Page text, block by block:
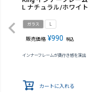
L ナチュラル/ホワイト
ガラス
販売価格 ¥990 税込
インナーフレームが奥行き感を演出
カートに入れる